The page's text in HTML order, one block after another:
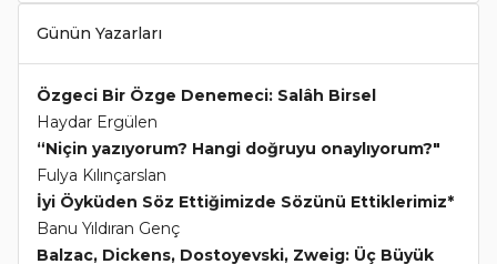
Günün Yazarları
Özgeci Bir Özge Denemeci: Salâh Birsel
Haydar Ergülen
“Niçin yazıyorum? Hangi doğruyu onaylıyorum?"
Fulya Kılınçarslan
İyi Öyküden Söz Ettiğimizde Sözünü Ettiklerimiz*
Banu Yıldıran Genç
Balzac, Dickens, Dostoyevski, Zweig: Üç Büyük